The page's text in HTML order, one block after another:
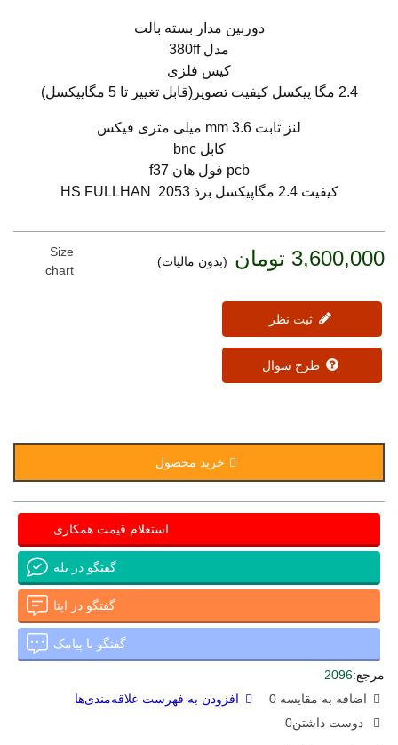
دوربین مدار بسته بالت
مدل 380ff
کیس فلزی
2.4 مگا پیکسل کیفیت تصویر(قابل تغییر تا 5 مگاپیکسل)
لنز ثابت 3.6 mm میلی متری فیکس
کابل bnc
pcb فول هان f37
کیفیت 2.4 مگاپیکسل برذ 2053 HS FULLHAN
3,600,000 تومان (بدون مالیات)
ثبت نظر
طرح سوال
Size
chart
خرید محصول
استعلام قیمت همکاری
گفتگو در بله
گفتگو در ایتا
گفتگو با پیامک
مرجع:2096
اضافه به مقایسه 0
افزودن به فهرست علاقه‌مندی‌ها
دوست داشتن0